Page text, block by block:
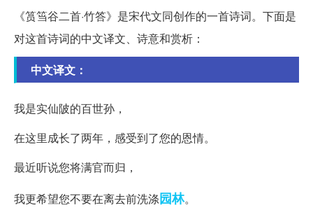
《筼筜谷二首·竹答》是宋代文同创作的一首诗词。下面是
对这首诗词的中文译文、诗意和赏析：
中文译文：
我是实仙陂的百世孙，
在这里成长了两年，感受到了您的恩情。
最近听说您将满官而归，
我更希望您不要在离去前洗涤园林。